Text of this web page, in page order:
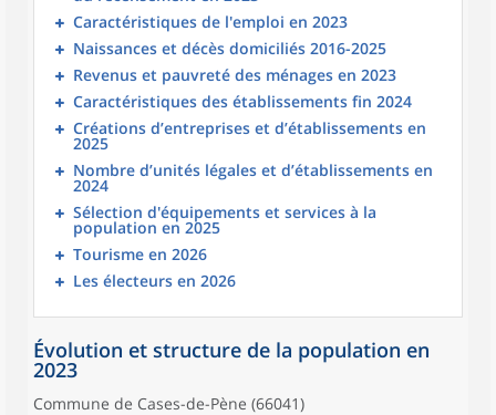
Caractéristiques de l'emploi en 2023
Naissances et décès domiciliés 2016-2025
Revenus et pauvreté des ménages en 2023
Caractéristiques des établissements fin 2024
Créations d’entreprises et d’établissements en
2025
Nombre d’unités légales et d’établissements en
2024
Sélection d'équipements et services à la
population en 2025
Tourisme en 2026
Les électeurs en 2026
Évolution et structure de la population en
2023
Commune de Cases-de-Pène (66041)